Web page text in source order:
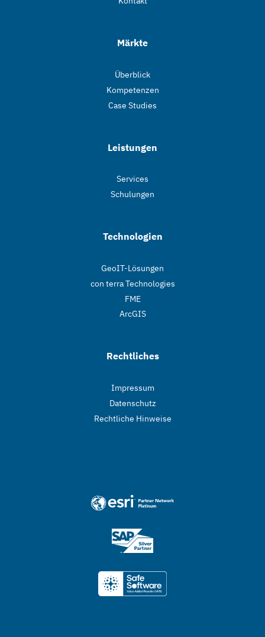
Märkte
Überblick
Kompetenzen
Case Studies
Leistungen
Services
Schulungen
Technologien
GeoIT-Lösungen
con terra Technologies
FME
ArcGIS
Rechtliches
Impressum
Datenschutz
Rechtliche Hinweise